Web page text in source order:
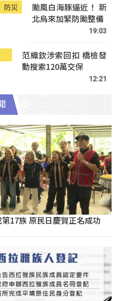
防災
颱風白海豚逼近！ 新
北烏來加緊防颱整備
19:03
范織欽涉索回扣 橋檢發
動搜索120萬交保
12:21
17族 原民日慶賀正名成功